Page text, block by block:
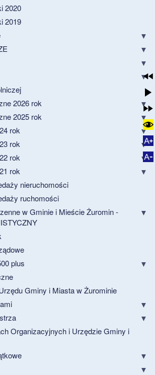
2020
2019
2026 rok
2025 rok
rok
rok
rok
rok
nieruchomości
ruchomości
w Gminie i Mieście Żuromin -
plus
Gminy i Miasta w Żurominie
Organizacyjnych i Urzędzie Gminy i